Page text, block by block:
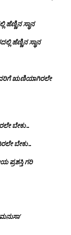
ಸ್ಥಾನ‌
ಹೆಣ್ಣಿನ ಸ್ಥಾನ‌
ಋಣಿಯಾಗಿರಲೇ
ಬೇಕು…
ಬೇಕು…
ಪ್ರಶಸ್ತಿ ಗರಿ